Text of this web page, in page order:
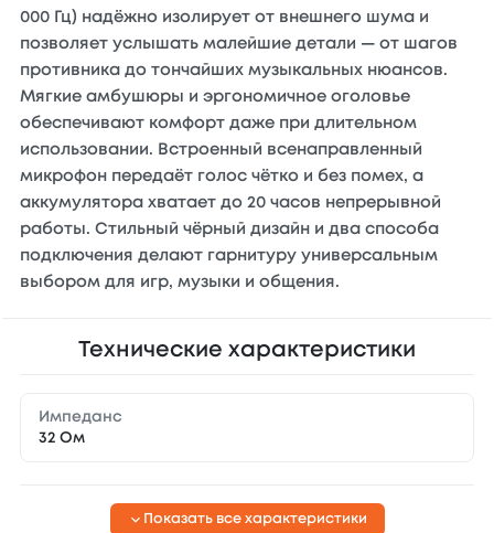
000 Гц) надёжно изолирует от внешнего шума и
позволяет услышать малейшие детали — от шагов
противника до тончайших музыкальных нюансов.
Мягкие амбушюры и эргономичное оголовье
обеспечивают комфорт даже при длительном
использовании. Встроенный всенаправленный
микрофон передаёт голос чётко и без помех, а
аккумулятора хватает до 20 часов непрерывной
работы. Стильный чёрный дизайн и два способа
подключения делают гарнитуру универсальным
выбором для игр, музыки и общения.
Технические характеристики
Импеданс
32 Ом
Показать все характеристики